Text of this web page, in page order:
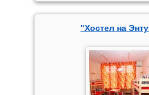
"Хостел на